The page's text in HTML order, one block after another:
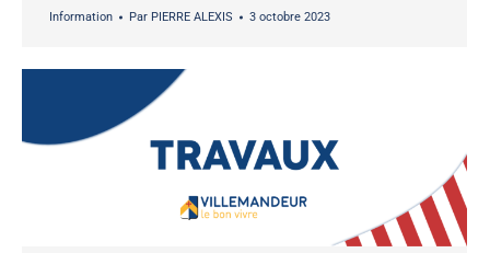
Information Par PIERRE ALEXIS 3 octobre 2023